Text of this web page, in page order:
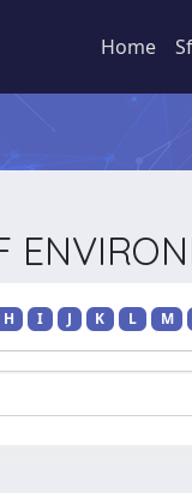
Home
H I J K L M